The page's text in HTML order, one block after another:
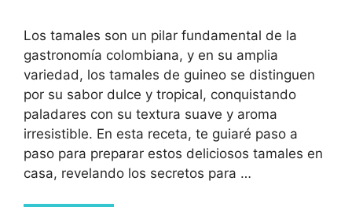
Los tamales son un pilar fundamental de la
gastronomía colombiana, y en su amplia
variedad, los tamales de guineo se distinguen
por su sabor dulce y tropical, conquistando
paladares con su textura suave y aroma
irresistible. En esta receta, te guiaré paso a
paso para preparar estos deliciosos tamales en
casa, revelando los secretos para …